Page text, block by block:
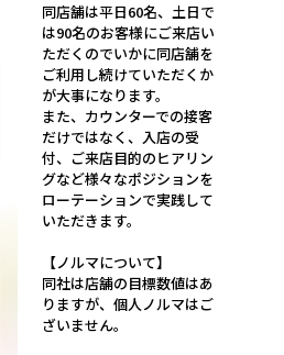
同店舗は平日60名、土日で
は90名のお客様にご来店い
ただくのでいかに同店舗を
ご利用し続けていただくか
が大事になります。
また、カウンターでの接客
だけではなく、入店の受
付、ご来店目的のヒアリン
グなど様々なポジションを
ローテーションで実践して
いただきます。
【ノルマについて】
同社は店舗の目標数値はあ
りますが、個人ノルマはご
ざいません。